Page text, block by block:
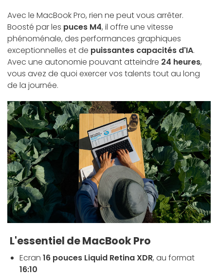
Avec le MacBook Pro, rien ne peut vous arrêter.
Boosté par les puces M4, il offre une vitesse
phénoménale, des performances graphiques
exceptionnelles et de puissantes capacités d'IA.
Avec une autonomie pouvant atteindre 24 heures,
vous avez de quoi exercer vos talents tout au long
de la journée.
L'essentiel de MacBook Pro
Ecran 16 pouces Liquid Retina XDR, au format
16:10